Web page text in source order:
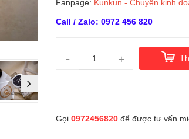
Fanpage: Kunkun - Chuyên kinh
Call / Zalo: 0972 456 820
- +
Gọi 0972456820để được tư vấn